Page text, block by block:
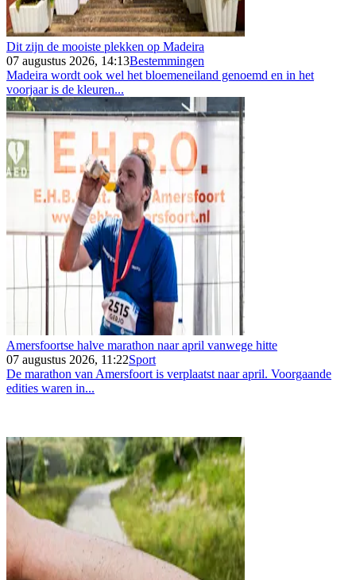
Dit zijn de mooiste plekken op Madeira
07 augustus 2026, 14:13Bestemmingen
Madeira wordt ook wel het bloemeneiland genoemd en in het
voorjaar is de kleuren...
Amersfoortse halve marathon naar april vanwege hitte
07 augustus 2026, 11:22Sport
De marathon van Amersfoort is verplaatst naar april. Voorgaande
edities waren in...